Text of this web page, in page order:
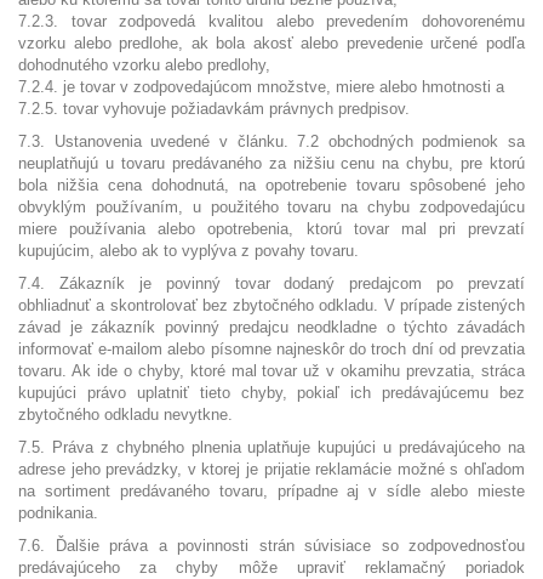
7.2.3. tovar zodpovedá kvalitou alebo prevedením dohovorenému
vzorku alebo predlohe, ak bola akosť alebo prevedenie určené podľa
dohodnutého vzorku alebo predlohy,
7.2.4. je tovar v zodpovedajúcom množstve, miere alebo hmotnosti a
7.2.5. tovar vyhovuje požiadavkám právnych predpisov.
7.3. Ustanovenia uvedené v článku. 7.2 obchodných podmienok sa
neuplatňujú u tovaru predávaného za nižšiu cenu na chybu, pre ktorú
bola nižšia cena dohodnutá, na opotrebenie tovaru spôsobené jeho
obvyklým používaním, u použitého tovaru na chybu zodpovedajúcu
miere používania alebo opotrebenia, ktorú tovar mal pri prevzatí
kupujúcim, alebo ak to vyplýva z povahy tovaru.
7.4. Zákazník je povinný tovar dodaný predajcom po prevzatí
obhliadnuť a skontrolovať bez zbytočného odkladu. V prípade zistených
závad je zákazník povinný predajcu neodkladne o týchto závadách
informovať e-mailom alebo písomne najneskôr do troch dní od prevzatia
tovaru. Ak ide o chyby, ktoré mal tovar už v okamihu prevzatia, stráca
kupujúci právo uplatniť tieto chyby, pokiaľ ich predávajúcemu bez
zbytočného odkladu nevytkne.
7.5. Práva z chybného plnenia uplatňuje kupujúci u predávajúceho na
adrese jeho prevádzky, v ktorej je prijatie reklamácie možné s ohľadom
na sortiment predávaného tovaru, prípadne aj v sídle alebo mieste
podnikania.
7.6. Ďalšie práva a povinnosti strán súvisiace so zodpovednosťou
predávajúceho za chyby môže upraviť reklamačný poriadok